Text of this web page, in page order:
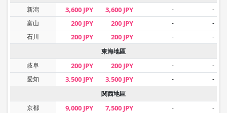
新潟
3,600 JPY 3,600 JPY -
-
富山
200 JPY 200 JPY -
-
石川
200 JPY 200 JPY -
-
東海地區
岐阜
200 JPY 200 JPY -
-
愛知
3,500 JPY 3,500 JPY -
-
関西地區
京都
9,000 JPY 7,500 JPY -
-